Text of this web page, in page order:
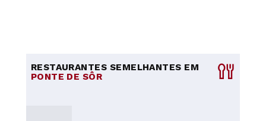
RESTAURANTES SEMELHANTES EM
PONTE DE SÔR